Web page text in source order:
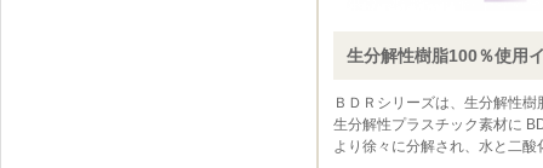
生分解性樹脂100％使用
ＢＤＲシリーズは、生分解性
生分解性プラスチック素材に
より徐々に分解され、水と二